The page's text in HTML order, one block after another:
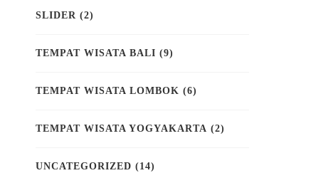
SLIDER (2)
TEMPAT WISATA BALI (9)
TEMPAT WISATA LOMBOK (6)
TEMPAT WISATA YOGYAKARTA (2)
UNCATEGORIZED (14)